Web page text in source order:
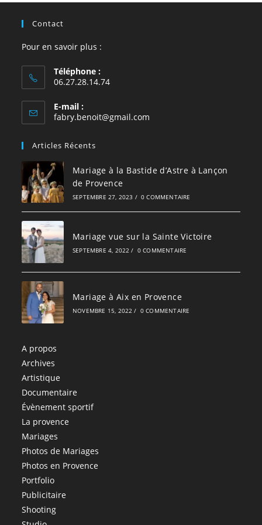
Contact
Pour en savoir plus :
Téléphone :
06.27.28.14.74
E-mail :
fabry.benoit@gmail.com
Articles Récents
Mariage à la Bastide d’Astre à Lançon
de Provence
SEPTEMBRE 27, 2023 / 0 COMMENTAIRE
Mariage vue sur la Sainte Victoire
SEPTEMBRE 4, 2022 / 0 COMMENTAIRE
Mariage à Aix en Provence
NOVEMBRE 15, 2022 / 0 COMMENTAIRE
A propos
Archives
Artistique
Documentaire
Évènement sportif
La provence
Mariages
Photos de Mariages
Photos en Provence
Portfolio
Publicitaire
Shooting